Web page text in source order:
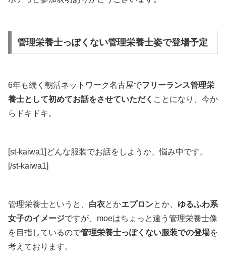
管理栄養士っぽくない管理栄養士姿で登場予定
6年も続く朝活ネットワーク名古屋でフリーランス管理栄
養士として初めてお話をさせていただく ことになり、今か
らドキドキ。
[st-kaiwa1]どんな服装でお話をしようか、悩み中です。
[/st-kaiwa1]
管理栄養士というと、 白衣とかエプロンとか、 ゆるふわ系
女子のイメージですが、moeはちょっと違う管理栄養士像
を目指しているので管理栄養士っぽくない服装での登場を
考えております。